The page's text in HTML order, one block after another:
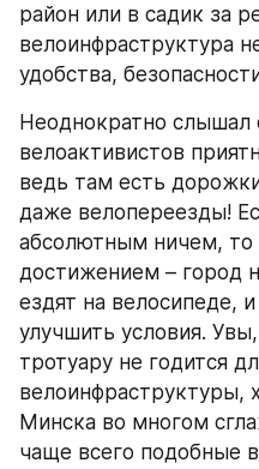
район или в садик за
велоинфраструктура
удобства,
Неоднократно слышал
велоактивистов
ведь там есть
даже велопереезды!
абсолютным ничем, то
достижением – город
ездят на велосипеде,
улучшить условия.
тротуару не годится
велоинфраструктуры,
Минска во многом
чаще всего подобные